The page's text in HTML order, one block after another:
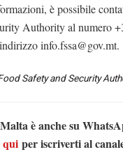
è possibile
Authority al numero
info.fssa@gov.mt.
Safety and Security
è anche su
qui per iscriverti al